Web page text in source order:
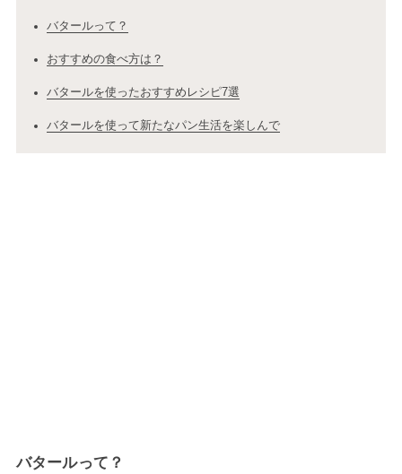
バタールって？
おすすめの食べ方は？
バタールを使ったおすすめレシピ7選
バタールを使って新たなパン生活を楽しんで
バタールって？